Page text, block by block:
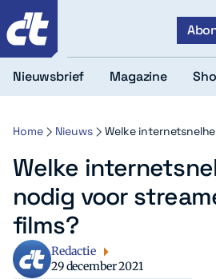
Nieuwsbrief Magazine
Home Nieuws Welke
Welke
nodig voor
films?
Redactie
29 december 2021